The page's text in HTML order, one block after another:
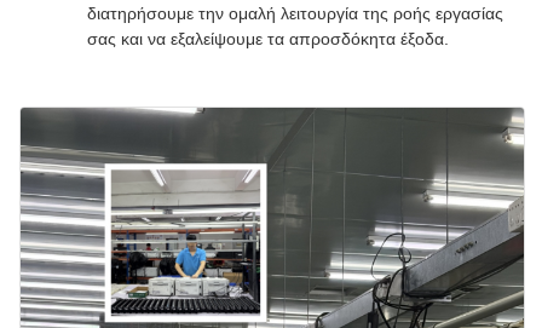
διατηρήσουμε την ομαλή λειτουργία της ροής εργασίας
σας και να εξαλείψουμε τα απροσδόκητα έξοδα.